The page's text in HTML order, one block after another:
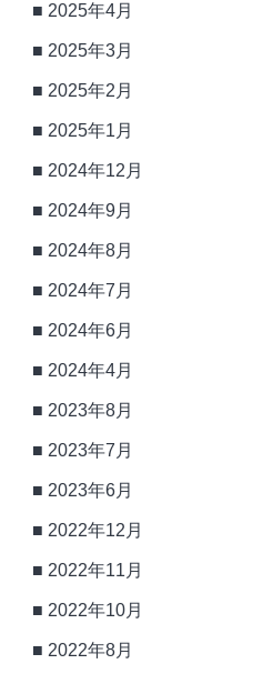
2025年4月
2025年3月
2025年2月
2025年1月
2024年12月
2024年9月
2024年8月
2024年7月
2024年6月
2024年4月
2023年8月
2023年7月
2023年6月
2022年12月
2022年11月
2022年10月
2022年8月